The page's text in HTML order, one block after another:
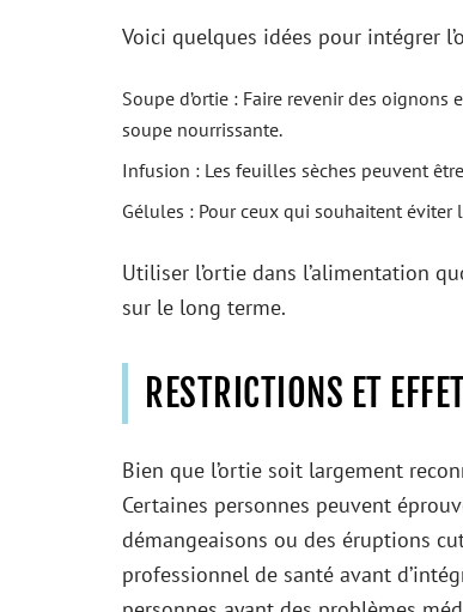
Voici quelques idées pour intégrer
Soupe d’ortie : Faire revenir des
soupe nourrissante.
Infusion : Les feuilles sèches peuvent
Gélules : Pour ceux qui souhaitent
Utiliser l’ortie dans l’alimentation
sur le long terme.
RESTRICTIONS ET
Bien que l’ortie soit largement
Certaines personnes peuvent
démangeaisons ou des éruptions
professionnel de santé avant